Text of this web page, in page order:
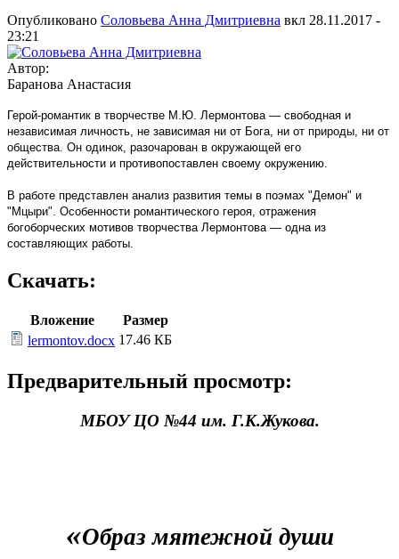
Опубликовано Соловьева Анна Дмитриевна вкл 28.11.2017 -
23:21
Автор:
Баранова Анастасия
Герой-романтик в творчестве М.Ю. Лермонтова — свободная и
независимая личность, не зависимая ни от Бога, ни от природы, ни от
общества. Он одинок, разочарован в окружающей его
действительности и противопоставлен своему окружению.
В работе представлен анализ развития темы в поэмах "Демон" и
"Мцыри". Особенности романтического героя, отражения
богоборческих мотивов творчества Лермонтова — одна из
составляющих работы.
Скачать:
Вложение
Размер
lermontov.docx 17.46 КБ
Предварительный просмотр:
МБОУ ЦО №44 им. Г.К.Жукова.
«Образ мятежной души